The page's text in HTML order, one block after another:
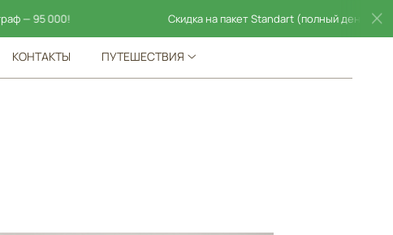
КОНТАКТЫ ПУТЕШЕСТВИЯ
Скидка на пакет Standart (полный день) ! Пакет